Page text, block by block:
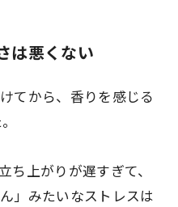
は悪くない
てから、香りを感じる
ち上がりが遅すぎて、
」みたいなストレスは